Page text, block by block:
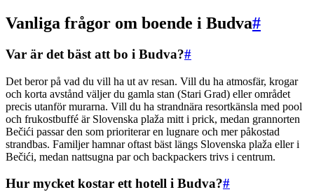
Vanliga frågor om boende i Budva#
Var är det bäst att bo i Budva?#
Det beror på vad du vill ha ut av resan. Vill du ha atmosfär, krogar
och korta avstånd väljer du gamla stan (Stari Grad) eller området
precis utanför murarna. Vill du ha strandnära resortkänsla med pool
och frukostbuffé är Slovenska plaža mitt i prick, medan grannorten
Bečići passar den som prioriterar en lugnare och mer påkostad
strandbas. Familjer hamnar oftast bäst längs Slovenska plaža eller i
Bečići, medan nattsugna par och backpackers trivs i centrum.
Hur mycket kostar ett hotell i Budva?#